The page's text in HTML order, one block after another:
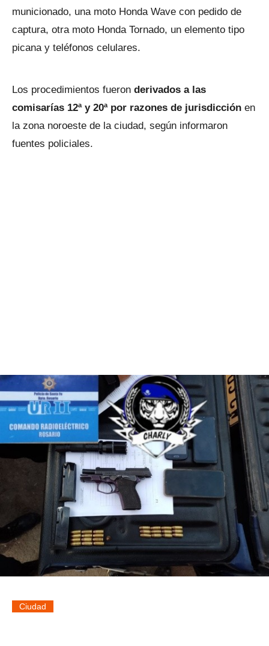
municionado, una moto Honda Wave con pedido de
captura, otra moto Honda Tornado, un elemento tipo
picana y teléfonos celulares.
Los procedimientos fueron derivados a las
comisarías 12ª y 20ª por razones de jurisdicción en
la zona noroeste de la ciudad, según informaron
fuentes policiales.
Ciudad